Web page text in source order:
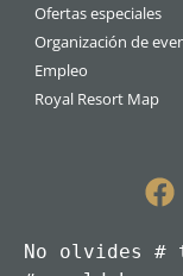
Ofertas especiales
Organización de
Empleo
Royal Resort Map
No olvides #